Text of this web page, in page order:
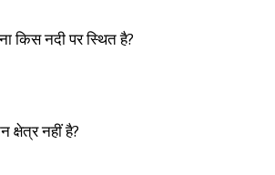
किस नदी पर स्थित है?
नहीं है?